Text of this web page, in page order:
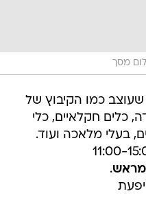
מסך
כמו הקיבוץ של
כלים חקלאיים, כלי
בעלי מלאכה ועוד.
מראש.
יפעת